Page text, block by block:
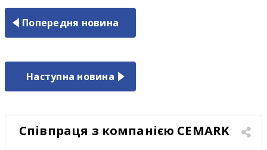
Попередня новина
Наступна новина
Співпраця з компанією CEMARK